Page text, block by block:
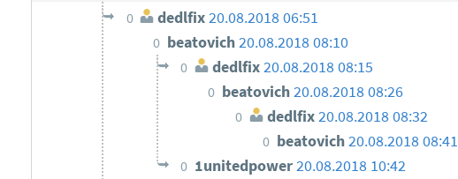
0 dedlfix20.08.2018 06:51
0 beatovich20.08.2018 08:10
0 dedlfix20.08.2018 08:15
0 beatovich20.08.2018 08:26
0 dedlfix 20.08.2018 08:32
0 beatovich20.08.2018 08:41
0 1unitedpower20.08.2018 10:42